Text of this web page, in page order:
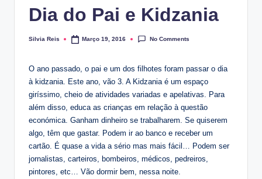
Dia do Pai e Kidzania
Posted
Silvia Reis Março 19, 2016 No Comments
O ano passado, o pai e um dos filhotes foram passar o dia
à kidzania. Este ano, vão 3. A Kidzania é um espaço
giríssimo, cheio de atividades variadas e apelativas. Para
além disso, educa as crianças em relação à questão
económica. Ganham dinheiro se trabalharem. Se quiserem
algo, têm que gastar. Podem ir ao banco e receber um
cartão. É quase a vida a sério mas mais fácil… Podem ser
jornalistas, carteiros, bombeiros, médicos, pedreiros,
pintores, etc… Vão dormir bem, nessa noite.